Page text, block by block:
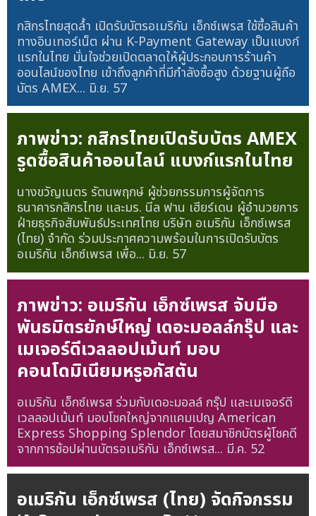
กสิกรไทยสุดล้ำ เปิดรับบัตรอเมริกัน เอ็กซ์เพรส ใช้ซื้อสินค้า
ทางอินเทอร์เน็ต ผ่าน K-Payment Gateway เป็นแบงก์
แรกในไทย มั่นใจช่วยเปิดตลาดให้ผู้ประกอบการร้านค้า
ออนไลน์ของไทย เข้าถึงลูกค้าที่มีกำลังซื้อสูง ด้วยฐานผู้ถือ
บัตร AMEX... มิ.ย. 57
ภาพข่าว: กสิกรไทยเปิดรับบัตร AMEX
รูดซื้อสินค้าออนไลน์ แบงก์แรกในไทย
นางขวัญเนตร รัตนพฤกษ์ ผู้ช่วยกรรมการผู้จัดการ
ธนาคารกสิกรไทย และมร. นีล ฟาน เฮียร์เดน ผู้อำนวยการ
ฝ่ายธุรกิจสัมพันธ์ประเทศไทย บริษัท อเมริกัน เอ็กซ์เพรส
(ไทย) จำกัด ร่วมประกาศความพร้อมในการเปิดรับบัตร
อเมริกัน เอ็กซ์เพรส เพื่อ... มิ.ย. 57
ภาพข่าว: อเมริกัน เอ็กซ์เพรส จับมือ
พันธมิตรยักษ์ใหญ่ เดอะมอลล์กรุ๊ป และ
เมเจอร์ดีเวลลอปเม้นท์ มอบ
คอนโดมิเนียมหรูอกัสตัน
อเมริกัน เอ็กซ์เพรส ร่วมกับเดอะมอลล์ กรุ๊ป และเมเจอร์ดี
เวลลอปเม้นท์ มอบโชคใหญ่จากแคมเปญ American
Express Shopping Splendor โดยสมาชิกบัตรผู้โชคดี
จากการช้อปผ่านบัตรอเมริกัน เอ็กซ์เพรส... มี.ค. 52
อเมริกัน เอ็กซ์เพรส (ไทย) จัดกิจกรรม